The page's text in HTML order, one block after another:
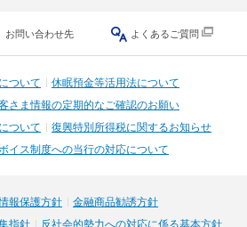
お問い合わせ先 よくあるご質問
ついて
休眠預金等活用法について
さま情報の定期的なご確認のお願い
ついて
復興特別所得税に関するお知らせ
イス制度への当行の対応について
報保護方針
金融商品勧誘方針